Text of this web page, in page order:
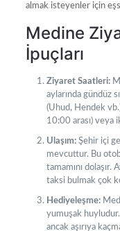
almak isteyenler için
Medine
İpuçları
Ziyaret Saatleri:
aylarında gündüz
(Uhud, Hendek
10:00 arası) veya
Ulaşım:Şehir içi
mevcuttur. Bu
tamamını dolaşır.
taksi bulmak çok
Hediyeleşme:
yumuşak
ancak aşırıya